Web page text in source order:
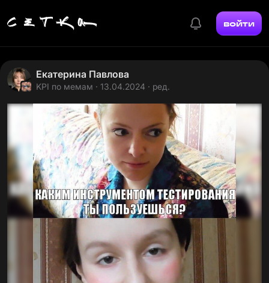
войти
Екатерина Павлова
KPI по мемам · 13.04.2024 · ред.